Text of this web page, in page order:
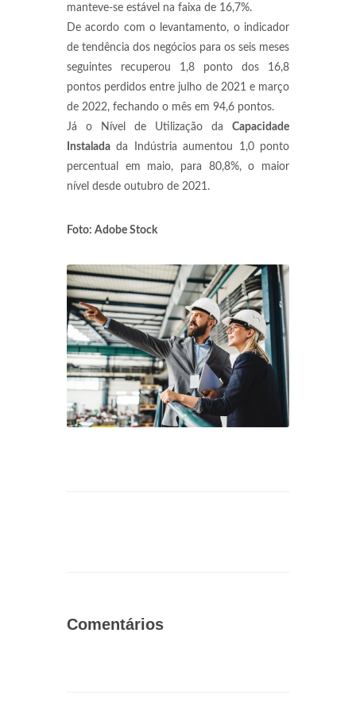
manteve-se estável na faixa de 16,7%.
De acordo com o levantamento, o indicador
de tendência dos negócios para os seis meses
seguintes recuperou 1,8 ponto dos 16,8
pontos perdidos entre julho de 2021 e março
de 2022, fechando o mês em 94,6 pontos.
Já o Nível de Utilização da Capacidade
Instalada da Indústria aumentou 1,0 ponto
percentual em maio, para 80,8%, o maior
nível desde outubro de 2021.
Foto: Adobe Stock
Comentários